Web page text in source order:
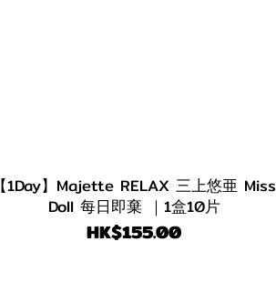
【1Day】Majette RELAX 三上悠亜 Miss
Doll 每日即棄 ｜1盒10片
HK$155.00